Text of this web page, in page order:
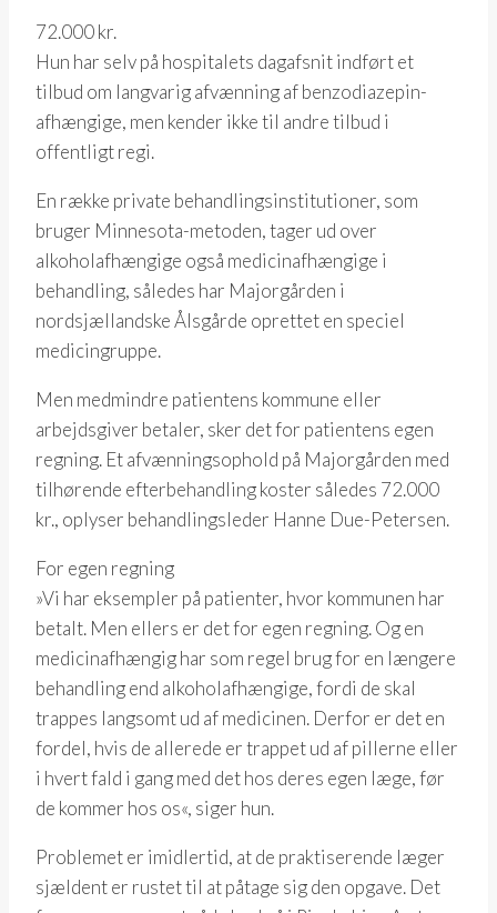
72.000 kr.
Hun har selv på hospitalets dagafsnit indført et
tilbud om langvarig afvænning af benzodiazepin-
afhængige, men kender ikke til andre tilbud i
offentligt regi.
En række private behandlingsinstitutioner, som
bruger Minnesota-metoden, tager ud over
alkoholafhængige også medicinafhængige i
behandling, således har Majorgården i
nordsjællandske Ålsgårde oprettet en speciel
medicingruppe.
Men medmindre patientens kommune eller
arbejdsgiver betaler, sker det for patientens egen
regning. Et afvænningsophold på Majorgården med
tilhørende efterbehandling koster således 72.000
kr., oplyser behandlingsleder Hanne Due-Petersen.
For egen regning
»Vi har eksempler på patienter, hvor kommunen har
betalt. Men ellers er det for egen regning. Og en
medicinafhængig har som regel brug for en længere
behandling end alkoholafhængige, fordi de skal
trappes langsomt ud af medicinen. Derfor er det en
fordel, hvis de allerede er trappet ud af pillerne eller
i hvert fald i gang med det hos deres egen læge, før
de kommer hos os«, siger hun.
Problemet er imidlertid, at de praktiserende læger
sjældent er rustet til at påtage sig den opgave. Det